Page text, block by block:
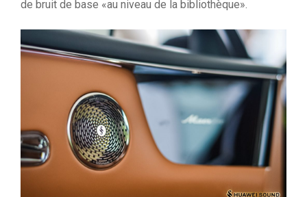
de bruit de base «au niveau de la bibliothèque».